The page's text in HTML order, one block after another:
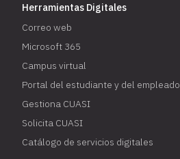
Herramientas Digitales
Correo web
Microsoft 365
Campus virtual
Portal del estudiante y del empleado
Gestiona CUASI
Solicita CUASI
Catálogo de servicios digitales